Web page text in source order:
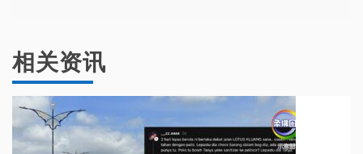
相关资讯